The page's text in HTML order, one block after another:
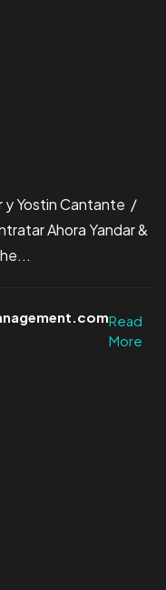
y Yostin Cantante /
Ahora Yandar &
Read
More